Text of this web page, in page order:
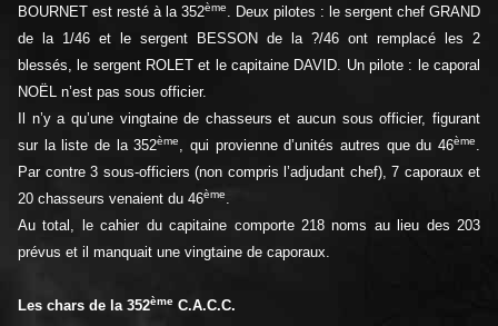
BOURNET est resté à la 352ème. Deux pilotes : le sergent chef GRAND
de la 1/46 et le sergent BESSON de la ?/46 ont remplacé les 2
blessés, le sergent ROLET et le capitaine DAVID. Un pilote : le caporal
NOËL n’est pas sous officier.
Il n’y a qu’une vingtaine de chasseurs et aucun sous officier, figurant
sur la liste de la 352ème, qui provienne d’unités autres que du 46ème.
Par contre 3 sous-officiers (non compris l’adjudant chef), 7 caporaux et
20 chasseurs venaient du 46ème.
Au total, le cahier du capitaine comporte 218 noms au lieu des 203
prévus et il manquait une vingtaine de caporaux.
Les chars de la 352ème C.A.C.C.